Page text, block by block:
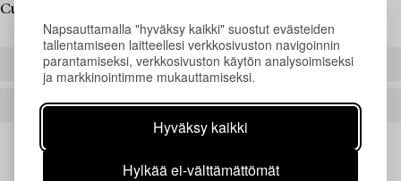
Napsauttamalla "hyväksy kaikki" suostut evästeiden
tallentamiseen laitteellesi verkkosivuston navigoinnin
parantamiseksi, verkkosivuston käytön analysoimiseksi
ja markkinointimme mukauttamiseksi.
Hyväksy kaikki
Hylkää ei-välttämättömät
Customer Account first.
REGISTER TO BID
CREATE AN ACCOUNT